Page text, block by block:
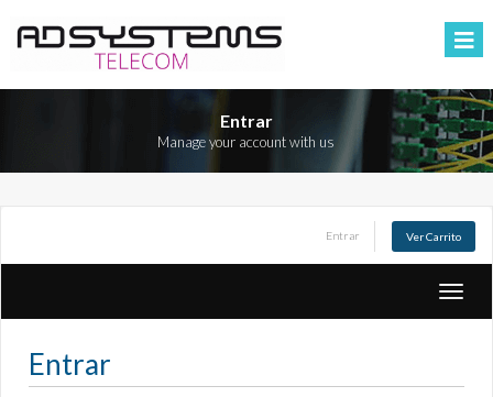
Entrar
Manage your account with us
Entrar Ver Carrito
Entrar